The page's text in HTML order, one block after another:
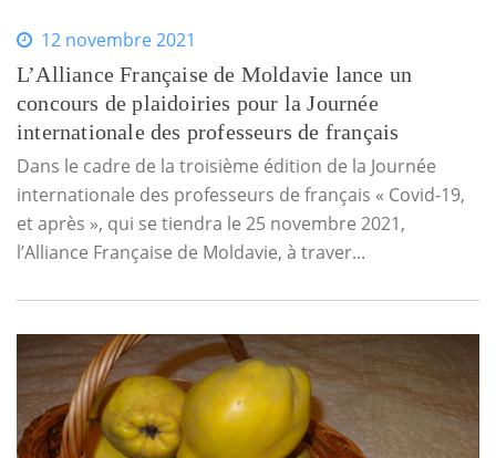
12 novembre 2021
L’Alliance Française de Moldavie lance un
concours de plaidoiries pour la Journée
internationale des professeurs de français
Dans le cadre de la troisième édition de la Journée
internationale des professeurs de français « Covid-19,
et après », qui se tiendra le 25 novembre 2021,
l’Alliance Française de Moldavie, à traver...